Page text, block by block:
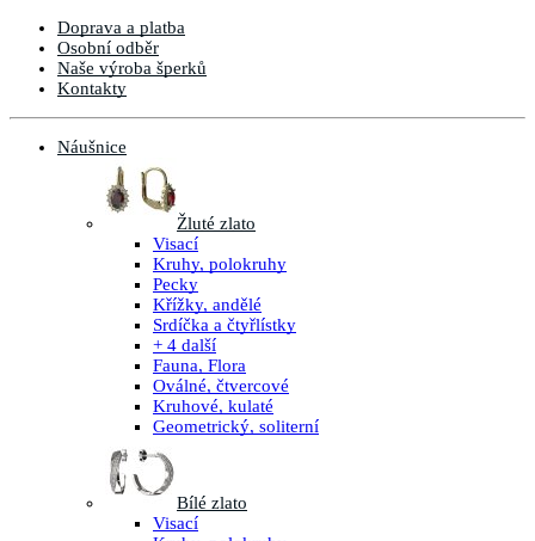
Doprava a platba
Osobní odběr
Naše výroba šperků
Kontakty
Náušnice
Žluté zlato
Visací
Kruhy, polokruhy
Pecky
Křížky, andělé
Srdíčka a čtyřlístky
+ 4 další
Fauna, Flora
Oválné, čtvercové
Kruhové, kulaté
Geometrický, soliterní
Bílé zlato
Visací